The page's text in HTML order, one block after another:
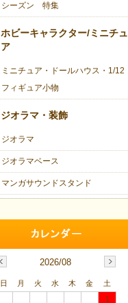
シーズン 特集
ホビーキャラクター/ミニチュ
ア
ミニチュア・ドールハウス・1/12
フィギュア小物
ジオラマ・装飾
ジオラマ
ジオラマベース
マンガサウンドスタンド
2026/08
日 月 火 水 木 金
土
1